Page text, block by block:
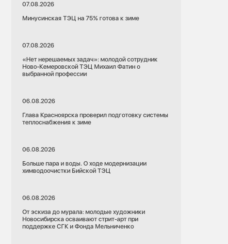
07.08.2026
Минусинская ТЭЦ на 75% готова к зиме
07.08.2026
«Нет нерешаемых задач»: молодой сотрудник
Ново-Кемеровской ТЭЦ Михаил Фатин о
выбранной профессии
06.08.2026
Глава Красноярска проверил подготовку системы
теплоснабжения к зиме
06.08.2026
Больше пара и воды. О ходе модернизации
химводоочистки Бийской ТЭЦ
06.08.2026
От эскиза до мурала: молодые художники
Новосибирска осваивают стрит-арт при
поддержке СГК и Фонда Мельниченко